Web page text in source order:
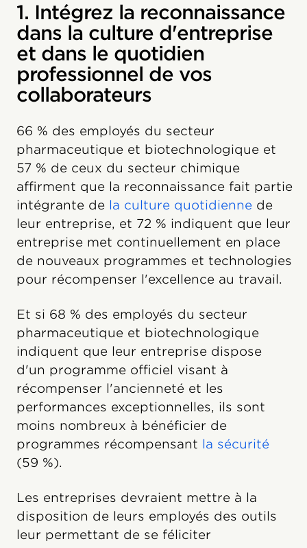
1. Intégrez la reconnaissance
dans la culture d'entreprise
et dans le quotidien
professionnel de vos
collaborateurs
66 % des employés du secteur
pharmaceutique et biotechnologique et
57 % de ceux du secteur chimique
affirment que la reconnaissance fait partie
intégrante de la culture quotidienne de
leur entreprise, et 72 % indiquent que leur
entreprise met continuellement en place
de nouveaux programmes et technologies
pour récompenser l'excellence au travail.
Et si 68 % des employés du secteur
pharmaceutique et biotechnologique
indiquent que leur entreprise dispose
d'un programme officiel visant à
récompenser l'ancienneté et les
performances exceptionnelles, ils sont
moins nombreux à bénéficier de
programmes récompensant la sécurité
(59 %).
Les entreprises devraient mettre à la
disposition de leurs employés des outils
leur permettant de se féliciter